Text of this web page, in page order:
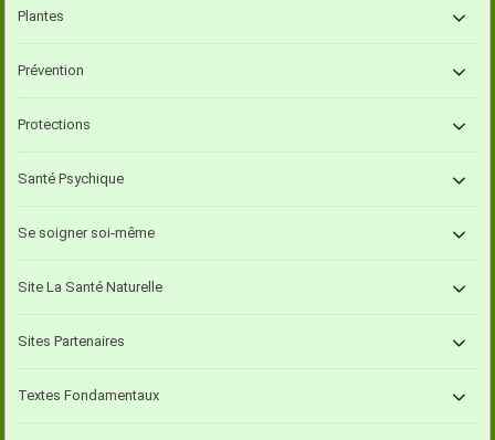
Plantes
Prévention
Protections
Santé Psychique
Se soigner soi-même
Site La Santé Naturelle
Sites Partenaires
Textes Fondamentaux